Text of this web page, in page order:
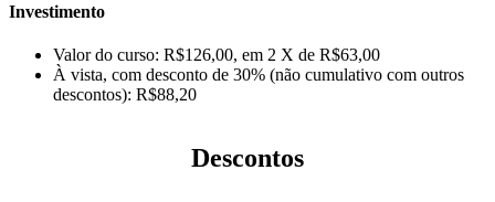
Investimento
Valor do curso: R$126,00, em 2 X de R$63,00
À vista, com desconto de 30% (não cumulativo com outros
descontos): R$88,20
Descontos